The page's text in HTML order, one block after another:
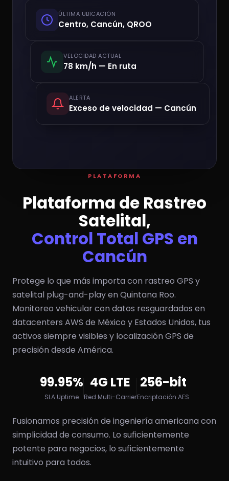
ÚLTIMA UBICACIÓN
Centro, Cancún, QROO
VELOCIDAD ACTUAL
78 km/h — En ruta
ALERTA
Exceso de velocidad — Cancún
PLATAFORMA
Plataforma de Rastreo
Satelital,
Control Total GPS en
Cancún
Protege lo que más importa con rastreo GPS y
satelital plug-and-play en Quintana Roo.
Monitoreo vehicular con datos resguardados en
datacenters AWS de México y Estados Unidos, tus
activos siempre visibles y localización GPS de
precisión desde América.
99.95%
SLA Uptime
4G LTE
Red Multi-Carrier
256-bit
Encriptación AES
Fusionamos precisión de ingeniería americana con
simplicidad de consumo. Lo suficientemente
potente para negocios, lo suficientemente
intuitivo para todos.